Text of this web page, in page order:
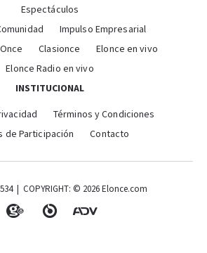
Espectáculos
Impulso Empresarial
Clasionce
Elonce en vivo
Elonce Radio en vivo
INSTITUCIONAL
Términos y Condiciones
de Participación
Contacto
| COPYRIGHT: © 2026 Elonce.com